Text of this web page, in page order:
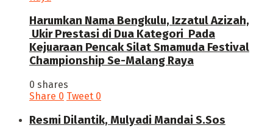
Harumkan Nama Bengkulu, Izzatul Azizah,
Ukir Prestasi di Dua Kategori Pada
Kejuaraan Pencak Silat Smamuda Festival
Championship Se-Malang Raya
0 shares
Share 0 Tweet 0
Resmi Dilantik, Mulyadi Mandai S.Sos